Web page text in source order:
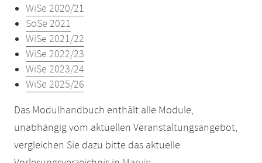
WiSe 2020/21
SoSe 2021
WiSe 2021/22
WiSe 2022/23
WiSe 2023/24
WiSe 2025/26
Das Modulhandbuch enthält alle Module,
unabhängig vom aktuellen Veranstaltungsangebot,
vergleichen Sie dazu bitte das aktuelle